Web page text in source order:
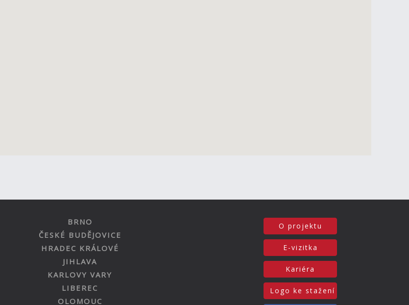
BRNO
ČESKÉ BUDĚJOVICE
HRADEC KRÁLOVÉ
JIHLAVA
KARLOVY VARY
LIBEREC
OLOMOUC
O projektu
E-vizitka
Kariéra
Logo ke stažení